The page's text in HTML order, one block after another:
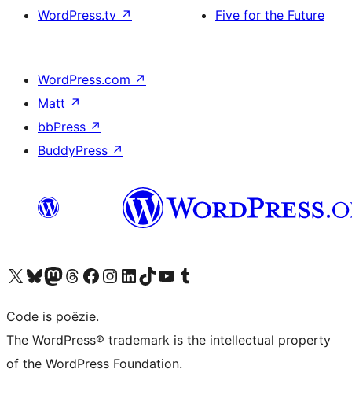
WordPress.tv ↗
Five for the Future
WordPress.com ↗
Matt ↗
bbPress ↗
BuddyPress ↗
Bezoek ons X (voorheen Twitter) account
Bezoek ons Bluesky account
Bezoek ons Mastodon account
Bezoek ons Threads account
Onze Facebook pagina bezoeken
Bezoek ons Instagram account
Bezoek ons LinkedIn account
Bezoek ons TikTok account
Bezoek ons YouTube kanaalBezoek ons Tumblr account
Code is poëzie.
The WordPress® trademark is the intellectual property
of the WordPress Foundation.